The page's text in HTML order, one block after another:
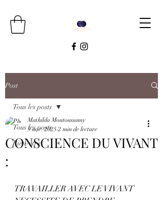
Post
Tous les posts
Bien-être
Tous les posts
CONSCIENCE DU VIVANT
:
Mathilda Moutoussamy
5 nov. 2025 2 min de lecture
TRAVAILLER AVEC LE VIVANT